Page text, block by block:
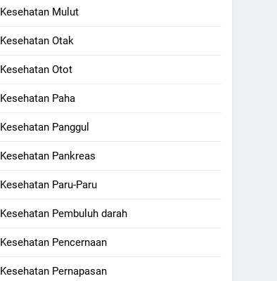
Kesehatan Mulut
Kesehatan Otak
Kesehatan Otot
Kesehatan Paha
Kesehatan Panggul
Kesehatan Pankreas
Kesehatan Paru-Paru
Kesehatan Pembuluh darah
Kesehatan Pencernaan
Kesehatan Pernapasan